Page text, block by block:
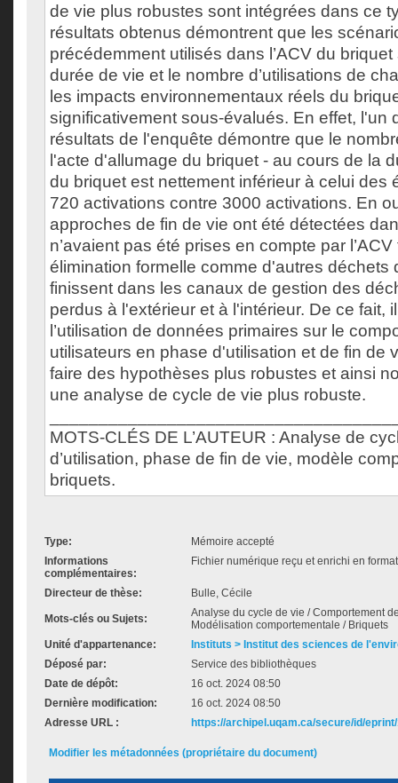
de vie plus robustes sont intégrées dans ce
résultats obtenus démontrent que les
précédemment utilisés dans l’ACV du
durée de vie et le nombre d’utilisations de
les impacts environnementaux réels du
significativement sous-évalués. En effet, l'un
résultats de l'enquête démontre que le
l'acte d'allumage du briquet - au cours de la
du briquet est nettement inférieur à celui des
720 activations contre 3000 activations. En
approches de fin de vie ont été détectées
n’avaient pas été prises en compte par
élimination formelle comme d'autres déchets
finissent dans les canaux de gestion des
perdus à l'extérieur et à l'intérieur. De ce fait,
l’utilisation de données primaires sur le
utilisateurs en phase d'utilisation et de fin de
faire des hypothèses plus robustes et ainsi
une analyse de cycle de vie plus robuste.
MOTS-CLÉS DE L’AUTEUR : Analyse de
d’utilisation, phase de fin de vie, modèle
briquets.
Type:
Mémoire accepté
Informations
complémentaires:
Fichier numérique reçu et enrichi en
Directeur de thèse: Bulle, Cécile
Mots-clés ou Sujets:
Analyse du cycle de vie / Comportement
Modélisation comportementale / Briquets
Unité d'appartenance:
Instituts > Institut des sciences de
Déposé par:
Service des bibliothèques
Date de dépôt:
16 oct. 2024 08:50
Dernière modification:
16 oct. 2024 08:50
Adresse URL :
https://archipel.uqam.ca/secure/id/
Modifier les métadonnées (propriétaire du document)